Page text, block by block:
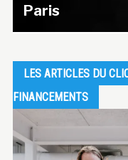
Paris
LES ARTICLES DU
FINANCEMENTS